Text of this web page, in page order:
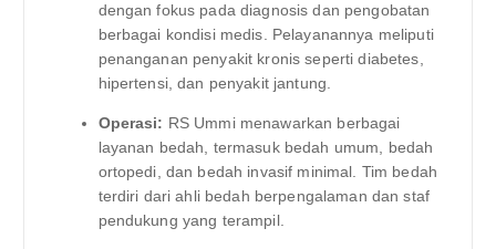
dengan fokus pada diagnosis dan pengobatan
berbagai kondisi medis. Pelayanannya meliputi
penanganan penyakit kronis seperti diabetes,
hipertensi, dan penyakit jantung.
Operasi: RS Ummi menawarkan berbagai
layanan bedah, termasuk bedah umum, bedah
ortopedi, dan bedah invasif minimal. Tim bedah
terdiri dari ahli bedah berpengalaman dan staf
pendukung yang terampil.